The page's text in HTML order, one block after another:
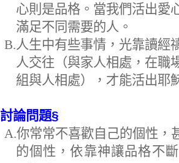
心則是品格。當我們活出愛
滿足不同需要的人。
B.人生中有些事情，光靠讀經
人交往（與家人相處，在職
組與人相處），才能活出耶
討論問題§
A.你常常不喜歡自己的個性，
的個性，依靠神讓品格不